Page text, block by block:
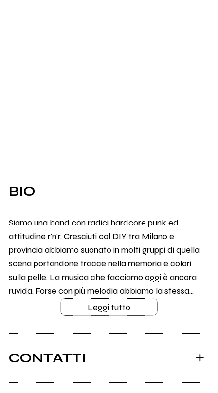
BIO
Siamo una band con radici hardcore punk ed
attitudine r'n'r. Cresciuti col DIY tra Milano e
provincia abbiamo suonato in molti gruppi di quella
scena portandone tracce nella memoria e colori
sulla pelle. La musica che facciamo oggi è ancora
ruvida. Forse con più melodia abbiamo la stessa...
Leggi tutto
CONTATTI